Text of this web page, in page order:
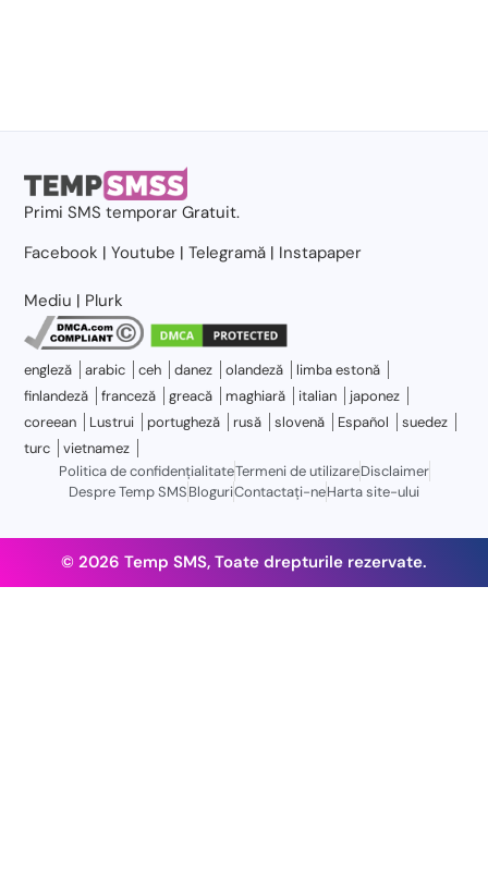
PrimiSMS temporar Gratuit.
Facebook |Youtube |Telegramă | Instapaper
Mediu | Plurk
engleză arabic ceh danez olandeză
limba estonă
finlandeză
franceză greacă maghiară italian
japonez
coreean
Lustrui portugheză rusă slovenă Español
suedez
turc
vietnamez
Politica de confidențialitateTermeni de utilizareDisclaimer
Despre Temp SMSBloguriContactaţi-neHarta site-ului
© 2026 Temp SMS, Toate drepturile rezervate.